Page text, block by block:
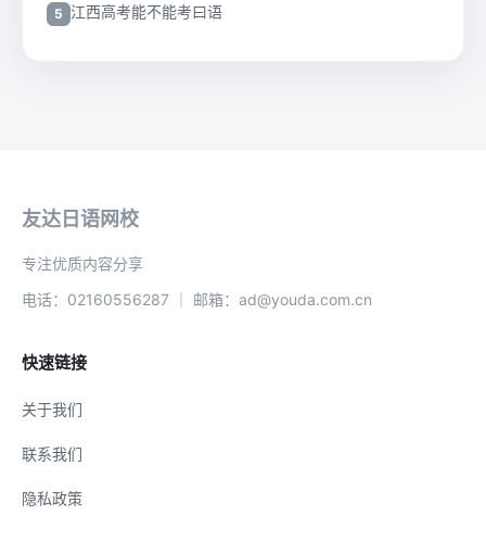
江西高考能不能考曰语
友达日语网校
专注优质内容分享
电话：02160556287 ｜ 邮箱：ad@youda.com.cn
快速链接
关于我们
联系我们
隐私政策